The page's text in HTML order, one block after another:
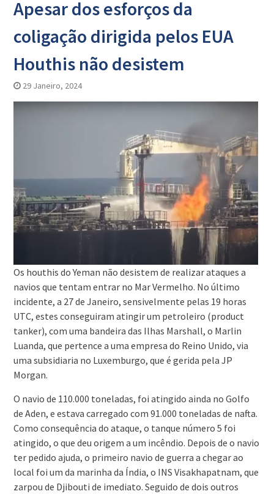
Apesar dos esforços da
coligação dirigida pelos EUA
Houthis não desistem
29 Janeiro, 2024
Os houthis do Yeman não desistem de realizar ataques a
navios que tentam entrar no Mar Vermelho. No último
incidente, a 27 de Janeiro, sensivelmente pelas 19 horas
UTC, estes conseguiram atingir um petroleiro (product
tanker), com uma bandeira das Ilhas Marshall, o Marlin
Luanda, que pertence a uma empresa do Reino Unido, via
uma subsidiaria no Luxemburgo, que é gerida pela JP
Morgan.
O navio de 110.000 toneladas, foi atingido ainda no Golfo
de Aden, e estava carregado com 91.000 toneladas de nafta.
Como consequência do ataque, o tanque número 5 foi
atingido, o que deu origem a um incêndio. Depois de o navio
ter pedido ajuda, o primeiro navio de guerra a chegar ao
local foi um da marinha da Índia, o INS Visakhapatnam, que
zarpou de Djibouti de imediato. Seguido de dois outros